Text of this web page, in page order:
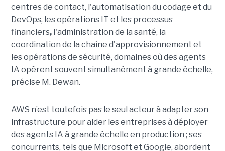
centres de contact, l'automatisation du codage et du
DevOps, les opérations IT et les processus
financiers,l'administration de la santé, la
coordination de la chaîne d'approvisionnement et
les opérations de sécurité, domaines où des agents
IA opèrent souvent simultanément à grande échelle,
précise M. Dewan.
AWS n’est toutefois pas le seul acteur à adapter son
infrastructure pour aider les entreprises à déployer
des agents IA à grande échelle en production ; ses
concurrents, tels que Microsoft et Google, abordent